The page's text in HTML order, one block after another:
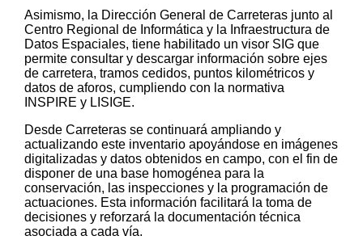
Asimismo, la Dirección General de Carreteras junto al
Centro Regional de Informática y la Infraestructura de
Datos Espaciales, tiene habilitado un visor SIG que
permite consultar y descargar información sobre ejes
de carretera, tramos cedidos, puntos kilométricos y
datos de aforos, cumpliendo con la normativa
INSPIRE y LISIGE.
Desde Carreteras se continuará ampliando y
actualizando este inventario apoyándose en imágenes
digitalizadas y datos obtenidos en campo, con el fin de
disponer de una base homogénea para la
conservación, las inspecciones y la programación de
actuaciones. Esta información facilitará la toma de
decisiones y reforzará la documentación técnica
asociada a cada vía.